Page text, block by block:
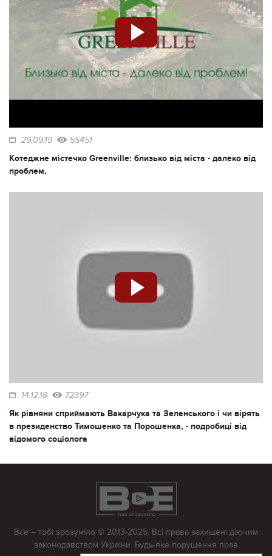
29.09.19 55451
Котеджне містечко Greenville: близько від міста - далеко від
проблем.
14.12.18 72397
Як рівняни сприймають Вакарчука та Зеленського і чи вірять
в президенство Тимошенко та Порошенка, - подробиці від
відомого соціолога
Все – тобі зрозуміло © 2013-2025. Всі права захищені діючим
законодавством України. Будь-яке порушення прав